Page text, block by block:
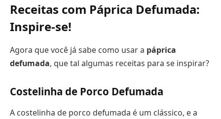
Receitas com Páprica Defumada:
Inspire-se!
Agora que você já sabe como usar a páprica
defumada, que tal algumas receitas para se inspirar?
Costelinha de Porco Defumada
A costelinha de porco defumada é um clássico, e a